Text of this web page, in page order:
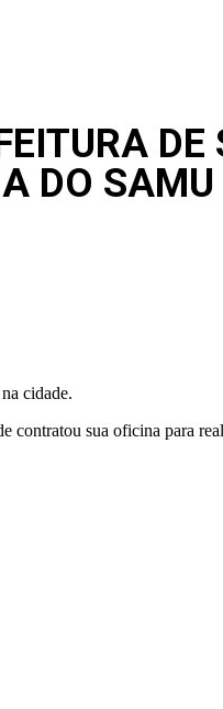
DE
DO SAMU
cidade.
contratou sua oficina para